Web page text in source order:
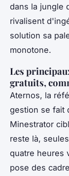
dans la jungle
rivalisent
solution sa
monotone.
Les
gratuits,
Aternos, la
gestion se fait
Minestrator
reste là,
quatre heures
pose des